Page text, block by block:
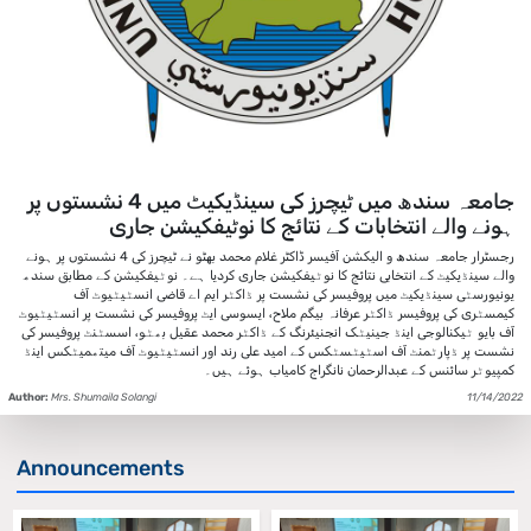
جامعہ سندھ میں ٹیچرز کی سینڈیکیٹ میں 4 نشستوں پر
ہونے والے انتخابات کے نتائج کا نوٹیفکیشن جاری
رجسٹرار جامعہ سندھ و الیکشن آفیسر ڈاکٹر غلام محمد بھٹو نے ٹیچرز کی 4 نشستوں پر ہونے
والے سینڈیکیٹ کے انتخابی نتائج کا نوٹیفکیشن جاری کردیا ہے۔ نوٹیفکیشن کے مطابق سندھ
یونیورسٹی سینڈیکیٹ میں پروفیسر کی نشست پر ڈاکٹر ایم اے قاضی انسٹیٹیوٹ آف
کیمسٹری کی پروفیسر ڈاکٹر عرفانہ بیگم ملاح، ایسوسی ایٹ پروفیسر کی نشست پر انسٹیٹیوٹ
آف بایو ٹیکنالوجی اینڈ جینیٹک انجنیئرنگ کے ڈاکٹر محمد عقیل بھٹو، اسسٹنٹ پروفیسر کی
نشست پر ڈپارٹمنٹ آف اسٹیٹسٹکس کے امید علی رند اور انسٹیٹیوٹ آف میتھمیٹکس اینڈ
کمپیوٹر سائنس کے عبدالرحمان نانگراج کامیاب ہوئے ہیں۔
Author: Mrs. Shumaila Solangi 11/14/2022
Announcements